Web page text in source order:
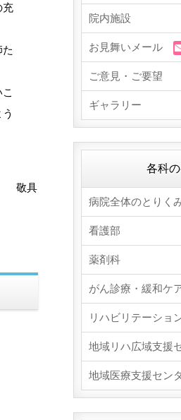
充
敬具
院内施設
お見舞いメール
ご意見・ご要望
ギャラリー
各科
病院全体のとりく
看護部
薬剤科
がん診療・緩和ケ
リハビリテーショ
地域リハ広域支援
地域医療支援セン